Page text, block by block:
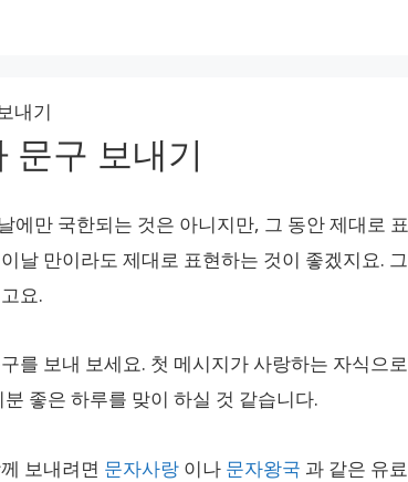
내기
문구 보내기
에만 국한되는 것은 아니지만, 그 동안 제대로 표
날 만이라도 제대로 표현하는 것이 좋겠지요. 그
요.
를 보내 보세요. 첫 메시지가 사랑하는 자식으로
좋은 하루를 맞이 하실 것 같습니다.
보내려면 문자사랑 이나 문자왕국 과 같은 유료